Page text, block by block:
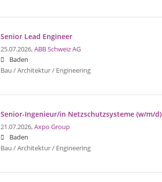
Senior Lead Engineer
25.07.2026,ABB Schweiz AG
Baden
Bau / Architektur / Engineering
Senior-Ingenieur/in Netzschutzsysteme (w/m/d)
21.07.2026,Axpo Group
Baden
Bau / Architektur / Engineering